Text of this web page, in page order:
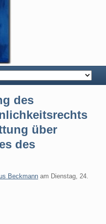
des
über
des
Beckmann am Dienstag, 24.